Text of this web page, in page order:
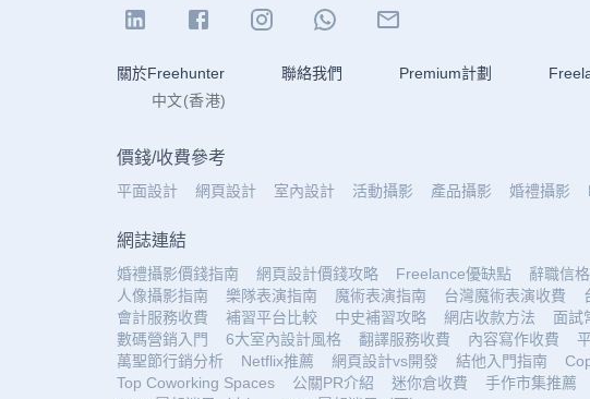
關於Freehunter 聯絡我們 Premium計劃
中文(香港)
價錢/收費參考
平面設計 網頁設計 室內設計 活動攝影 產品攝影 婚禮攝影
網誌連結
婚禮攝影價錢指南 網頁設計價錢攻略 Freelance優缺點 辭職信
人像攝影指南
樂隊表演指南 魔術表演指南 台灣魔術表演收費
會計服務收費
補習平台比較 中史補習攻略 網店收款方法 面試
數碼營銷入門
6大室內設計風格 翻譯服務收費 內容寫作收費
萬聖節行銷分析
Netflix推薦 網頁設計vs開發 結他入門指南
Top Coworking Spaces
公關PR介紹 迷你倉收費 手作市集推薦